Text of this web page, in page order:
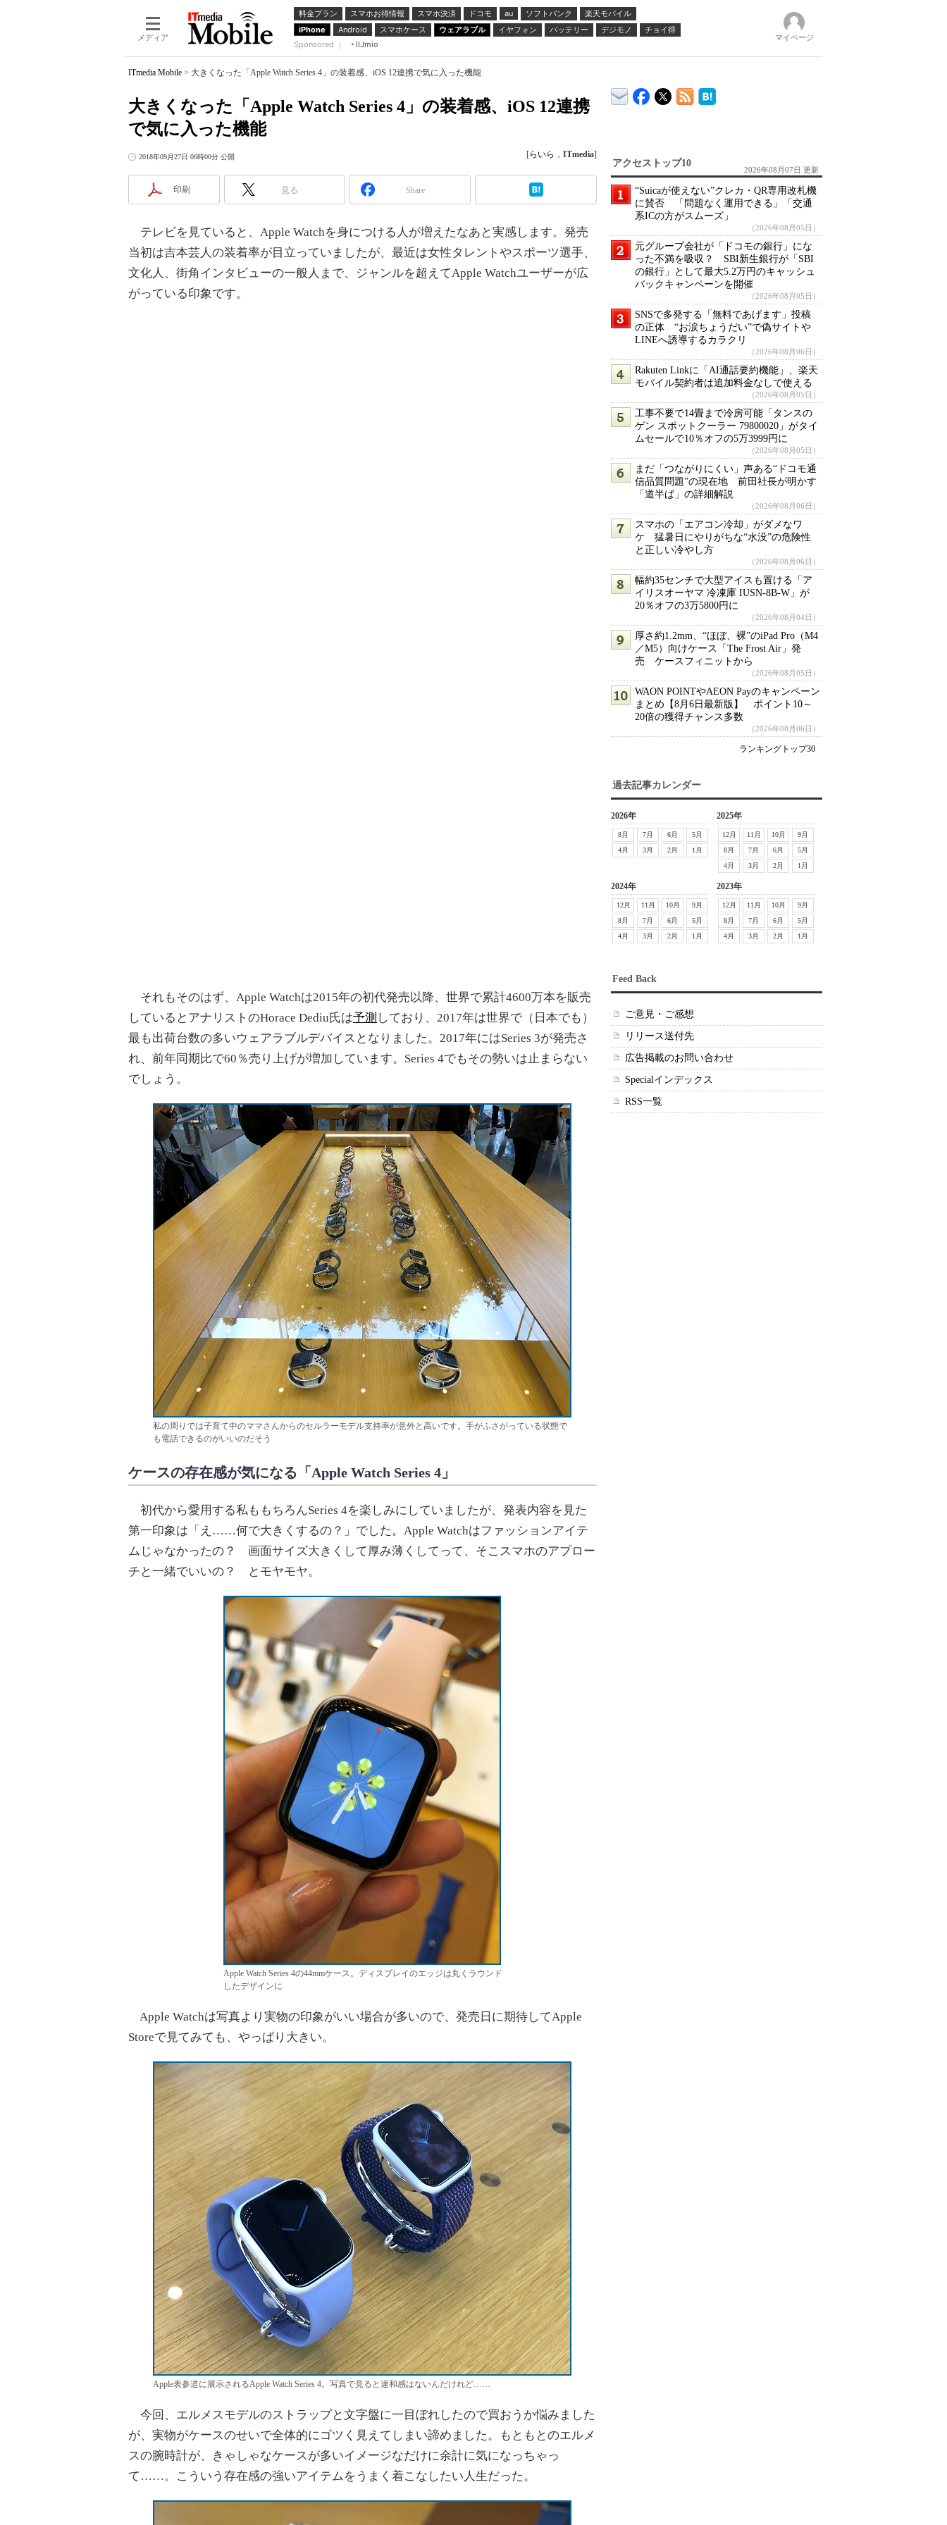
メディア
料金プラン スマホお得情報 スマホ決済 ドコモ au ソフトバンク
楽天モバイル
iPhone
Android スマホケース ウェアラブル イヤフォン バッテリー デジモノ
チョイ得
Sponsored ｜
IIJmio
マイページ
ITmedia Mobile > 大きくなった「Apple Watch Series 4」の装着感、iOS 12連携で気に入った機能
大きくなった「Apple Watch Series 4」の装着感、iOS 12連携
で気に入った機能
2018年09月27日 06時00分 公開 [らいら ， ITmedia]
印刷 見る Share
テレビを見ていると、Apple Watchを身につける人が増えたなあと実感します。発売
当初は吉本芸人の装着率が目立っていましたが、最近は女性タレントやスポーツ選手、
文化人、街角インタビューの一般人まで、ジャンルを超えてApple Watchユーザーが広
がっている印象です。
それもそのはず、Apple Watchは2015年の初代発売以降、世界で累計4600万本を販売
しているとアナリストのHorace Dediu氏は予測 しており、2017年は世界で（日本でも）
最も出荷台数の多いウェアラブルデバイスとなりました。2017年にはSeries 3が発売さ
れ、前年同期比で60％売り上げが増加しています。Series 4でもその勢いは止まらない
でしょう。
私の周りでは子育て中のママさんからのセルラーモデル支持率が意外と高いです。手がふさがっている状態で
も電話できるのがいいのだそう
ケースの存在感が気になる「Apple Watch Series 4」
初代から愛用する私ももちろんSeries 4を楽しみにしていましたが、発表内容を見た
第一印象は「え……何で大きくするの？」でした。Apple Watchはファッションアイテ
ムじゃなかったの？ 画面サイズ大きくして厚み薄くしてって、そこスマホのアプロー
チと一緒でいいの？ とモヤモヤ。
Apple Watch Series 4の44mmケース。ディスプレイのエッジは丸くラウンド
したデザインに
Apple Watchは写真より実物の印象がいい場合が多いので、発売日に期待してApple
Storeで見てみても、やっぱり大きい。
Apple表参道に展示されるApple Watch Series 4。写真で見ると違和感はないんだけれど……
今回、エルメスモデルのストラップと文字盤に一目ぼれしたので買おうか悩みました
が、実物がケースのせいで全体的にゴツく見えてしまい諦めました。もともとのエルメ
スの腕時計が、きゃしゃなケースが多いイメージなだけに余計に気になっちゃっ
て……。こういう存在感の強いアイテムをうまく着こなしたい人生だった。
アクセストップ10
2026年08月07日 更新
“Suicaが使えない”クレカ・QR専用改札機
に賛否 「問題なく運用できる」「交通
系ICの方がスムーズ」
（2026年08月05日）
元グループ会社が「ドコモの銀行」にな
った不満を吸収？ SBI新生銀行が「SBI
の銀行」として最大5.2万円のキャッシュ
バックキャンペーンを開催
（2026年08月05日）
SNSで多発する「無料であげます」投稿
の正体 “お涙ちょうだい”で偽サイトや
LINEへ誘導するカラクリ
（2026年08月06日）
Rakuten Linkに「AI通話要約機能」、楽天
モバイル契約者は追加料金なしで使える
（2026年08月05日）
工事不要で14畳まで冷房可能「タンスの
ゲン スポットクーラー 79800020」がタイ
ムセールで10％オフの5万3999円に
（2026年08月05日）
まだ「つながりにくい」声ある“ドコモ通
信品質問題”の現在地 前田社長が明かす
「道半ば」の詳細解説
（2026年08月06日）
スマホの「エアコン冷却」がダメなワ
ケ 猛暑日にやりがちな“水没”の危険性
と正しい冷やし方
（2026年08月06日）
幅約35センチで大型アイスも置ける「ア
イリスオーヤマ 冷凍庫 IUSN-8B-W」が
20％オフの3万5800円に
（2026年08月04日）
厚さ約1.2mm、“ほぼ、裸”のiPad Pro（M4
／M5）向けケース「The Frost Air」発
売 ケースフィニットから
（2026年08月05日）
WAON POINTやAEON Payのキャンペーン
まとめ【8月6日最新版】 ポイント10～
20倍の獲得チャンス多数
（2026年08月06日）
ランキングトップ30
過去記事カレンダー
2026年
8月 7月 6月
5月
4月
3月 2月 1月
2025年
12月 11月 10月
9月
8月
7月 6月
5月
4月
3月 2月 1月
2024年
12月 11月 10月
9月
8月
7月 6月
5月
4月
3月 2月 1月
2023年
12月 11月 10月
9月
8月
7月 6月
5月
4月
3月 2月 1月
Feed Back
ご意見・ご感想
リリース送付先
広告掲載のお問い合わせ
Specialインデックス
RSS一覧